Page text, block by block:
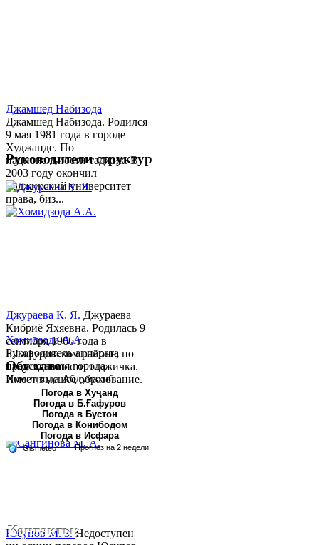
Джамшед Набизода
Джамшед Набизода. Родился
9 мая 1981 года в городе
Худжанде. По
национальности таджик. В
2003 году окончил
Таджикский университет
права, биз...
Хомидзода А.А.
Руководитель аппарата
председателя города
Хомидзода Абдувахоб
Абдумаджид родился 8
июня 1978 года в городе
Худжанде. По
национальности...
Руководители структур
Джураева К. Я. Джураева
Кибриё Яхяевна. Родилась 9
сентября 1966 года в
Б.Гафуровском районе, по
национальности таджичка.
Имеет высшее образование.
В 1997 ...
Юсупов М. З.Недоступен
Обу хаво
Погода в Хуҷанд
Погода в Б.Ғафуров
Погода в Бустон
Погода в Конибодом
Погода в Исфара
Контакты: